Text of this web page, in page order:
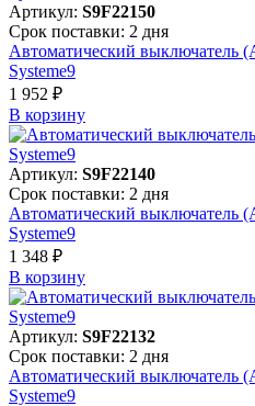
Артикул: S9F22150
Срок поставки: 2 дня
Автоматический выключатель
Systeme9
1 952 ₽
В корзинy
Артикул: S9F22140
Срок поставки: 2 дня
Автоматический выключатель
Systeme9
1 348 ₽
В корзинy
Артикул: S9F22132
Срок поставки: 2 дня
Автоматический выключатель
Systeme9